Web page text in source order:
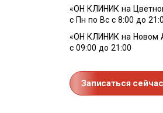
«ОН КЛИНИК на
с Пн по Вс с 8:00 до
«ОН КЛИНИК на Новом
с 09:00 до 21:00
Записаться сейчас